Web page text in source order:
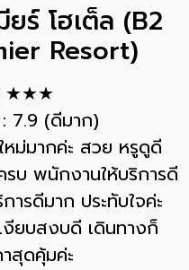
ร์ โฮเต็ล (B2
Resort)
: ★★★
7.9 (ดีมาก)
ม่มากค่ะ สวย หรูดูดี
บ พนักงานให้บริการดี
รดีมาก ประทับใจค่ะ
ยบสงบดี เดินทางก็
สุดคุ้มค่ะ